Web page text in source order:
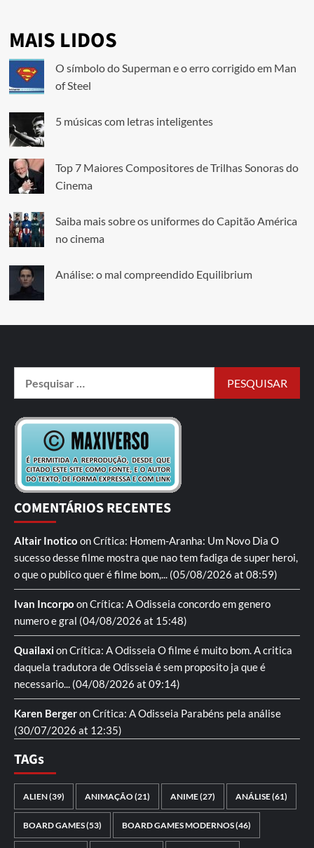
MAIS LIDOS
O símbolo do Superman e o erro corrigido em Man
of Steel
5 músicas com letras inteligentes
Top 7 Maiores Compositores de Trilhas Sonoras do
Cinema
Saiba mais sobre os uniformes do Capitão América
no cinema
Análise: o mal compreendido Equilibrium
COMENTÁRIOS RECENTES
Altair Inotico onCrítica: Homem-Aranha: Um Novo Dia O
sucesso desse filme mostra que nao tem fadiga de super heroi,
o que o publico quer é filme bom,... (05/08/2026 at 08:59)
Ivan Incorpo onCrítica: A Odisseia concordo em genero
numero e gral (04/08/2026 at 15:48)
QuailaxionCrítica: A Odisseia O filme é muito bom. A critica
daquela tradutora de Odisseia é sem proposito ja que é
necessario... (04/08/2026 at 09:14)
Karen BergeronCrítica: A Odisseia Parabéns pela análise
(30/07/2026 at 12:35)
TAGs
ALIEN(39) ANIMAÇÃO(21) ANIME(27) ANÁLISE(61)
BOARD GAMES(53) BOARD GAMES MODERNOS(46)